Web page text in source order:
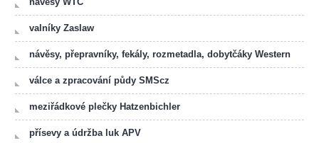
valníky Zaslaw
návěsy, přepravníky, fekály, rozmetadla, dobytčáky Western
válce a zpracování půdy SMScz
meziřádkové plečky Hatzenbichler
přísevy a údržba luk APV